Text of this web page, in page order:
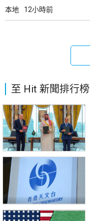
本地 12小時前
至 Hit 新聞排行榜